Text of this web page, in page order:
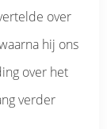
over
hij ons
over het
verder